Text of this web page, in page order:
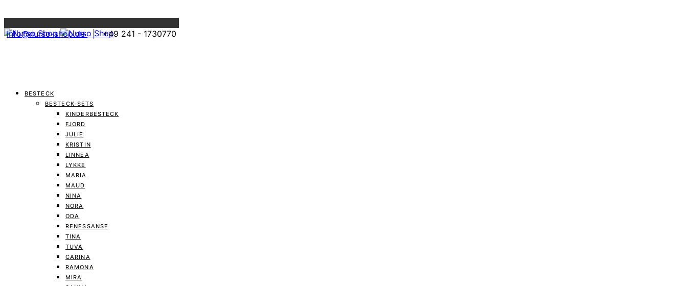
info@nurso-shop.de| +49 241 - 1730770
BESTECK
BESTECK-SETS
KINDERBESTECK
FJORD
JULIE
KRISTIN
LINNEA
LYKKE
MARIA
MAUD
NINA
NORA
ODA
RENESSANSE
TINA
TUVA
CARINA
RAMONA
MIRA